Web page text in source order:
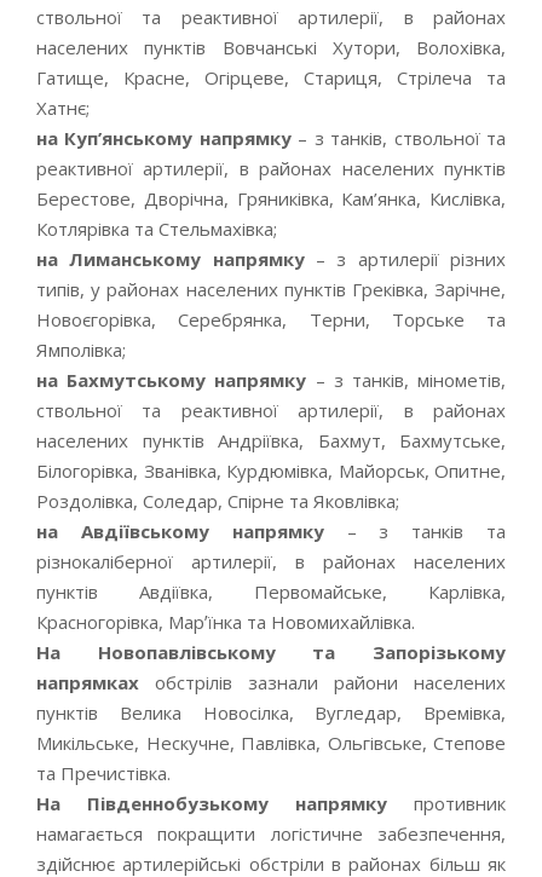
ствольної та реактивної артилерії, в районах
населених пунктів Вовчанські Хутори, Волохівка,
Гатище, Красне, Огірцеве, Стариця, Стрілеча та
Хатнє;
на Куп’янському напрямку– з танків, ствольної та
реактивної артилерії, в районах населених пунктів
Берестове, Дворічна, Гряниківка, Кам’янка, Кислівка,
Котлярівка та Стельмахівка;
на Лиманському напрямку– з артилерії різних
типів, у районах населених пунктів Греківка, Зарічне,
Новоєгорівка, Серебрянка, Терни, Торське та
Ямполівка;
на Бахмутському напрямку – з танків, мінометів,
ствольної та реактивної артилерії, в районах
населених пунктів Андріївка, Бахмут, Бахмутське,
Білогорівка, Званівка, Курдюмівка, Майорськ, Опитне,
Роздолівка, Соледар, Спірне та Яковлівка;
на Авдіївському напрямку– з танків та
різнокаліберної артилерії, в районах населених
пунктів Авдіївка, Первомайське, Карлівка,
Красногорівка, Марʼїнка та Новомихайлівка.
На Новопавлівському та Запорізькому
напрямках обстрілів зазнали райони населених
пунктів Велика Новосілка, Вугледар, Времівка,
Микільське, Нескучне, Павлівка, Ольгівське, Степове
та Пречистівка.
На Південнобузькому напрямку противник
намагається покращити логістичне забезпечення,
здійснює артилерійські обстріли в районах більш як